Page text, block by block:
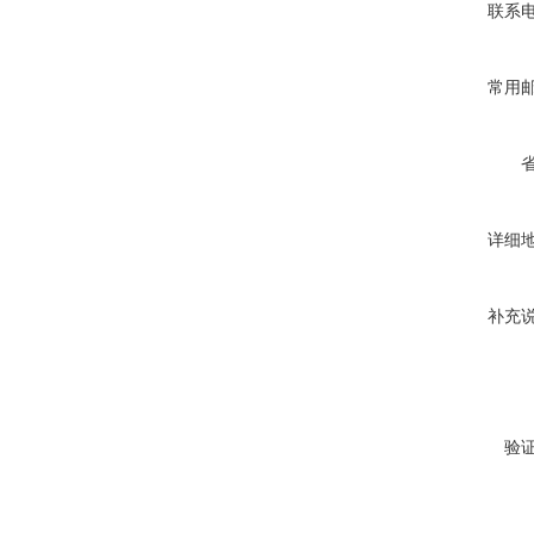
联系
常用
详细
补充
验